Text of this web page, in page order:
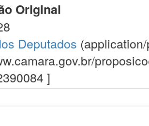
Original
Deputados
]